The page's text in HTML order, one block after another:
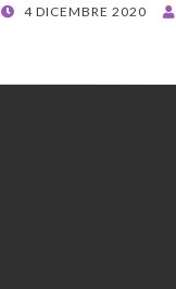
POSTED
4 DICEMBRE 2020